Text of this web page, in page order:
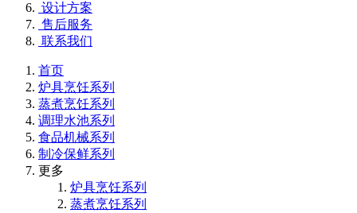
设计方案
售后服务
联系我们
首页
炉具烹饪系列
蒸煮烹饪系列
调理水池系列
食品机械系列
制冷保鲜系列
更多
炉具烹饪系列
蒸煮烹饪系列